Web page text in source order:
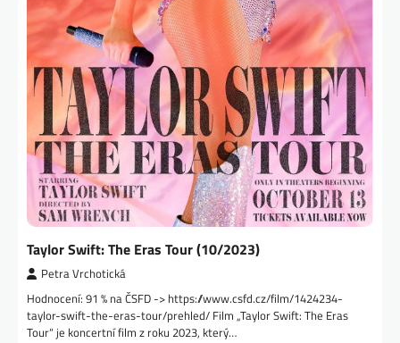
Taylor Swift: The Eras Tour (10/2023)
Petra Vrchotická
Hodnocení: 91 % na ČSFD -> https://www.csfd.cz/film/1424234-
taylor-swift-the-eras-tour/prehled/ Film „Taylor Swift: The Eras
Tour“ je koncertní film z roku 2023, který…